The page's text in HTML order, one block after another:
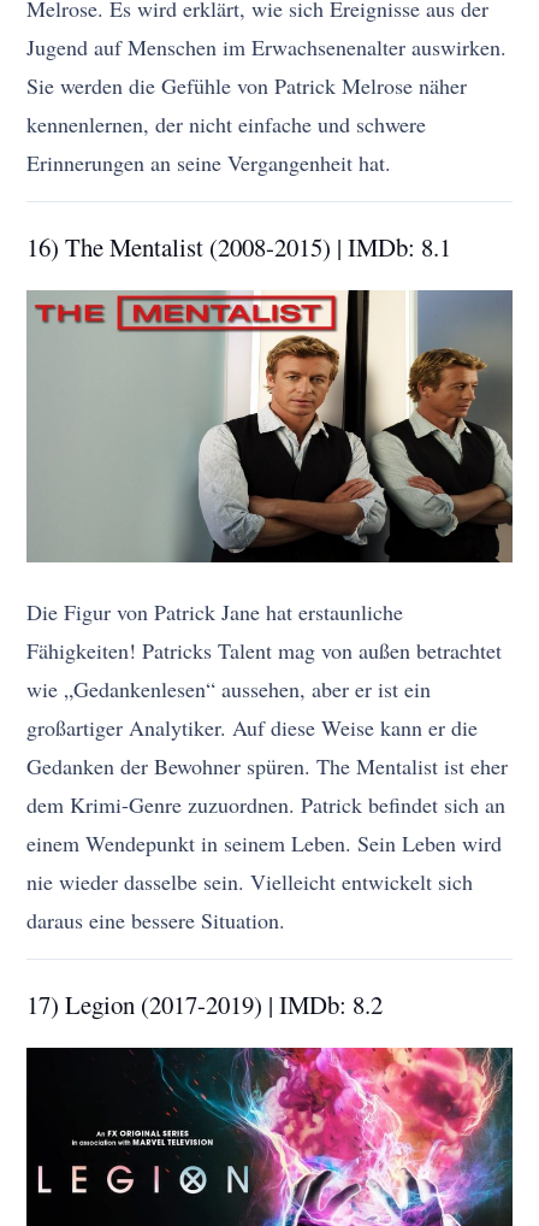
Melrose. Es wird erklärt, wie sich Ereignisse aus der
Jugend auf Menschen im Erwachsenenalter auswirken.
Sie werden die Gefühle von Patrick Melrose näher
kennenlernen, der nicht einfache und schwere
Erinnerungen an seine Vergangenheit hat.
16) The Mentalist (2008-2015) | IMDb: 8.1
Die Figur von Patrick Jane hat erstaunliche
Fähigkeiten! Patricks Talent mag von außen betrachtet
wie „Gedankenlesen“ aussehen, aber er ist ein
großartiger Analytiker. Auf diese Weise kann er die
Gedanken der Bewohner spüren. The Mentalist ist eher
dem Krimi-Genre zuzuordnen. Patrick befindet sich an
einem Wendepunkt in seinem Leben. Sein Leben wird
nie wieder dasselbe sein. Vielleicht entwickelt sich
daraus eine bessere Situation.
17) Legion (2017-2019) | IMDb: 8.2